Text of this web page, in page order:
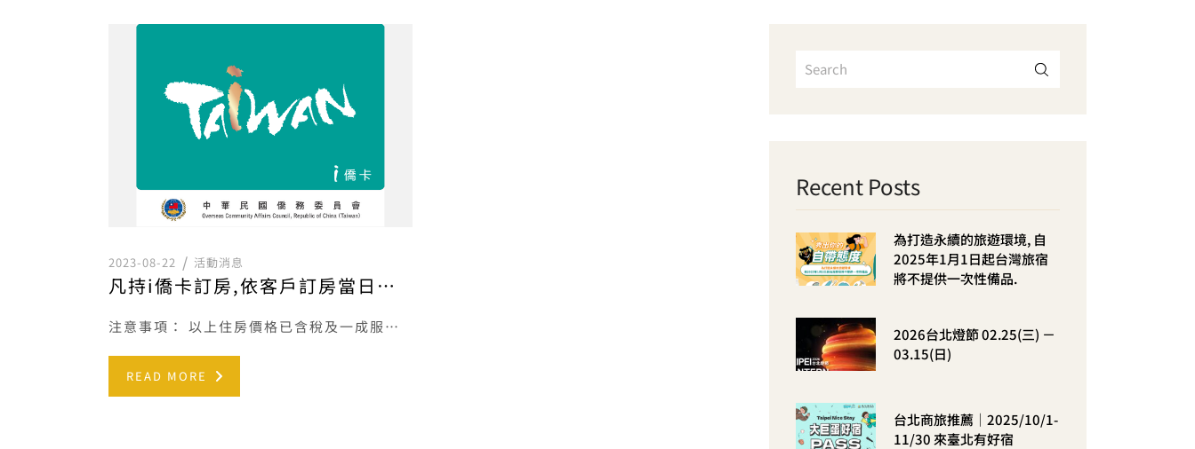
2023-08-22 活動消息
凡持i僑卡訂房,依客戶訂房當日之官網訂房優惠價格再享200元折扣優惠。
注意事項： 以上住房價格已含稅及一成服務費。 本專案訂房價依客戶訂房當日之訂房價格為準。 本專案恕不得與其他優 […]
READ MORE
Recent Posts
為打造永續的旅遊環境, 自
2025年1月1日起台灣旅宿
將不提供一次性備品.
2026台北燈節 02.25(三) －
03.15(日)
台北商旅推薦｜2025/10/1-
11/30 來臺北有好宿